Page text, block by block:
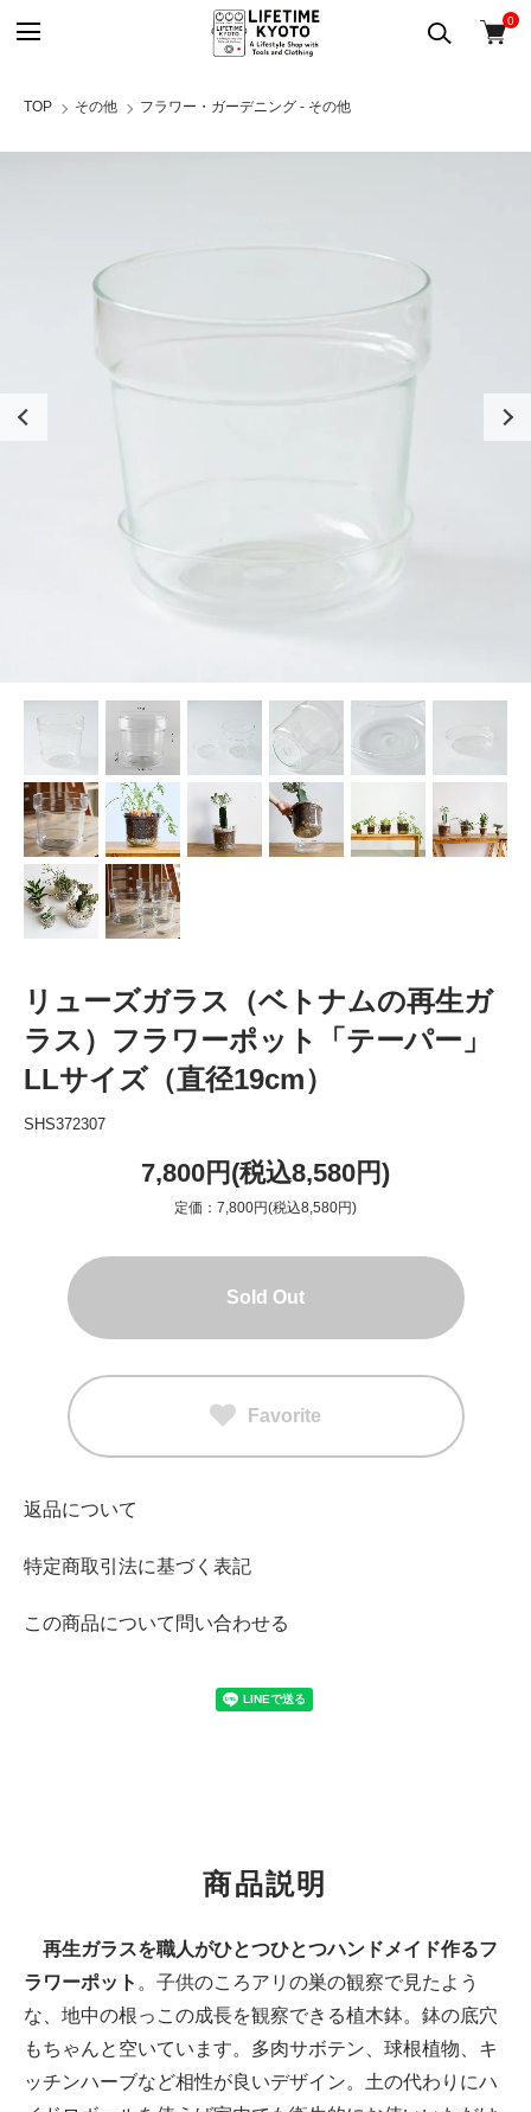
0
TOP その他 フラワー・ガーデニング - その他
リューズガラス（ベトナムの再生ガ
ラス）フラワーポット「テーパー」
LLサイズ（直径19cm）
SHS372307
7,800円(税込8,580円)
定価：7,800円(税込8,580円)
Sold Out
Favorite
返品について
特定商取引法に基づく表記
この商品について問い合わせる
商品説明
再生ガラスを職人がひとつひとつハンドメイド作るフ
ラワーポット 。子供のころアリの巣の観察で見たよう
な、地中の根っこの成長を観察できる植木鉢。鉢の底穴
もちゃんと空いています。多肉サボテン、球根植物、キ
ッチンハーブなど相性が良いデザイン。土の代わりにハ